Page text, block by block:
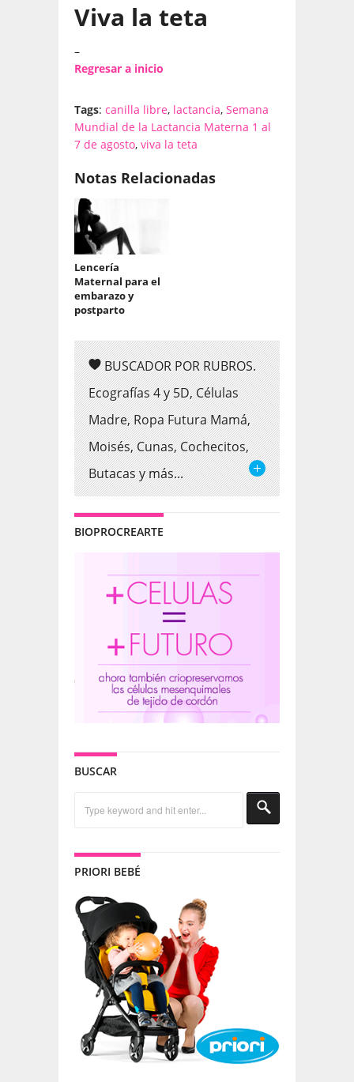
Viva la teta
–
Regresar a inicio
Tags: canilla libre, lactancia, Semana
Mundial de la Lactancia Materna 1 al
7 de agosto, viva la teta
Notas Relacionadas
Lencería
Maternal para el
embarazo y
postparto
BUSCADOR POR RUBROS.
Ecografías 4 y 5D, Células
Madre, Ropa Futura Mamá,
Moisés, Cunas, Cochecitos,
Butacas y más...
BIOPROCREARTE
BUSCAR
PRIORI BEBÉ